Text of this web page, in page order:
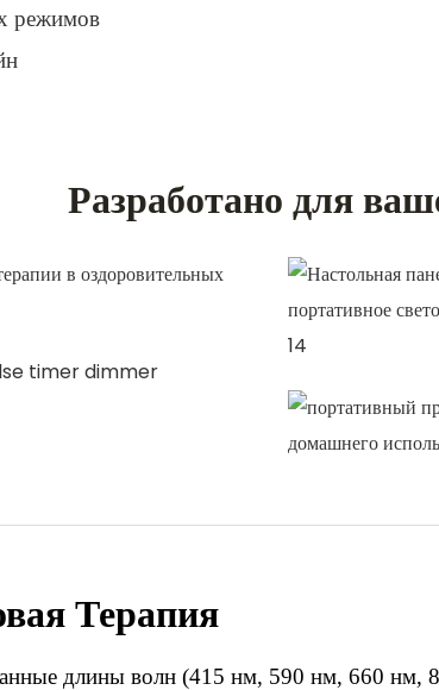
режимов
Разработано для
Терапия
длины волн (415 нм, 590 нм, 660 нм,